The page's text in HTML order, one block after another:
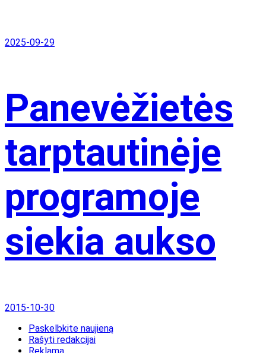
2025-09-29
Panevėžietės
tarptautinėje
programoje
siekia aukso
2015-10-30
Paskelbkite naujieną
Rašyti redakcijai